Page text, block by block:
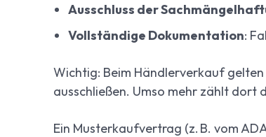
Ausschluss der
Vollständige Dokumentation:
Wichtig: Beim Händlerverkauf
ausschließen. Umso mehr zählt dort
Ein Musterkaufvertrag (z. B. vom